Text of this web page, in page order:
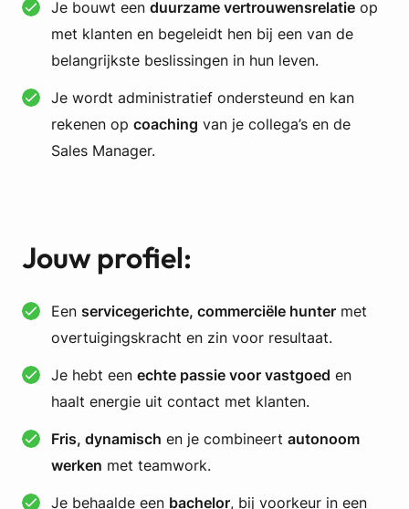
Je bouwt een duurzame vertrouwensrelatie op
met klanten en begeleidt hen bij een van de
belangrijkste beslissingen in hun leven.
Je wordt administratief ondersteund en kan
rekenen op coaching van je collega’s en de
Sales Manager.
Jouw profiel:
Een servicegerichte, commerciële hunter met
overtuigingskracht en zin voor resultaat.
Je hebt een echte passie voor vastgoed en
haalt energie uit contact met klanten.
Fris, dynamisch en je combineert autonoom
werken met teamwork.
Je behaalde een bachelor, bij voorkeur in een